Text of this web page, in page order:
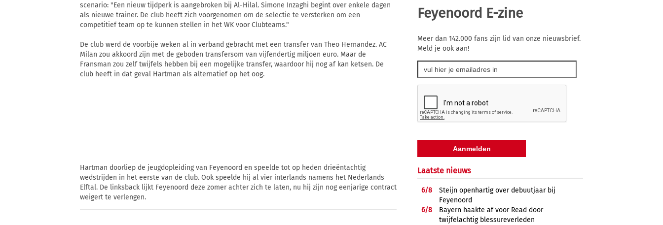
scenario: "Een nieuw tijdperk is aangebroken bij Al-Hilal. Simone Inzaghi begint over enkele dagen
als nieuwe trainer. De club heeft zich voorgenomen om de selectie te versterken om een
competitief team op te kunnen stellen in het WK voor Clubteams."
De club werd de voorbije weken al in verband gebracht met een transfer van Theo Hernandez. AC
Milan zou akkoord zijn met de geboden transfersom van vijfendertig miljoen euro. Maar de
Fransman zou zelf twijfels hebben bij een mogelijke transfer, waardoor hij nog af kan ketsen. De
club heeft in dat geval Hartman als alternatief op het oog.
Hartman doorliep de jeugdopleiding van Feyenoord en speelde tot op heden drieëntachtig
wedstrijden in het eerste van de club. Ook speelde hij al vier interlands namens het Nederlands
Elftal. De linksback lijkt Feyenoord deze zomer achter zich te laten, nu hij zijn nog eenjarige contract
weigert te verlengen.
Feyenoord E-zine
Meer dan 142.000 fans zijn lid van onze nieuwsbrief.
Meld je ook aan!
Laatste nieuws
6/8
Steijn openhartig over debuutjaar bij
Feyenoord
6/8
Bayern haakte af voor Read door
twijfelachtig blessureverleden